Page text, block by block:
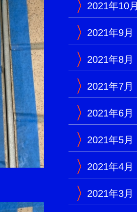
2021年10月
2021年9月
2021年8月
2021年7月
2021年6月
2021年5月
2021年4月
2021年3月